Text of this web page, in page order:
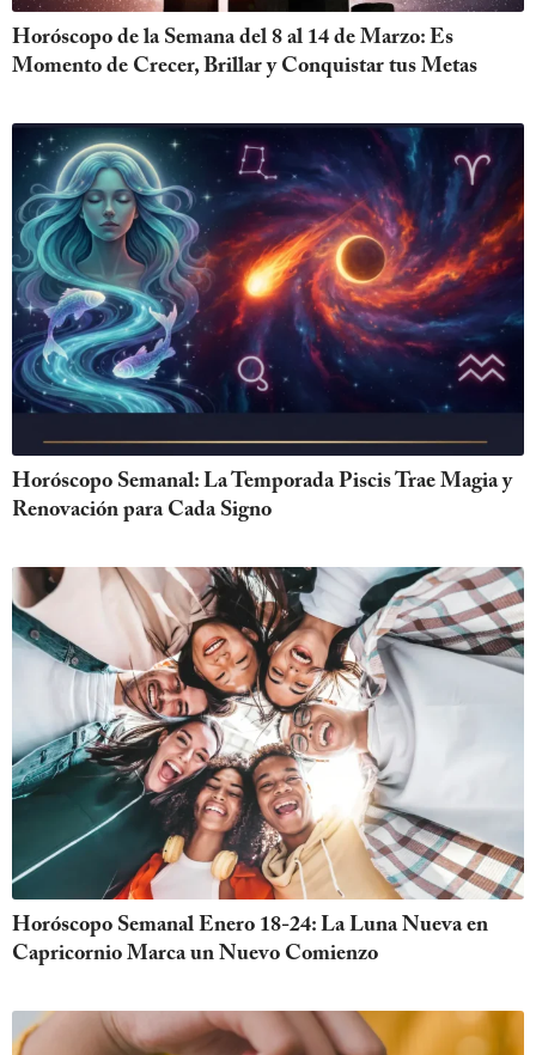
Horóscopo de la Semana del 8 al 14 de Marzo: Es
Momento de Crecer, Brillar y Conquistar tus Metas
Horóscopo Semanal: La Temporada Piscis Trae Magia y
Renovación para Cada Signo
Horóscopo Semanal Enero 18-24: La Luna Nueva en
Capricornio Marca un Nuevo Comienzo